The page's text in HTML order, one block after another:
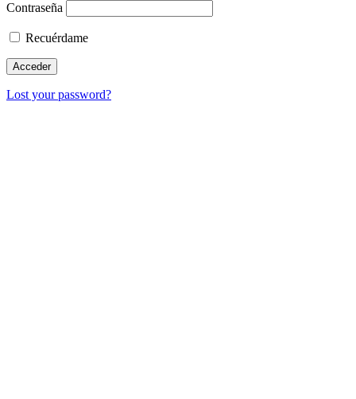
Contraseña
Recuérdame
Lost your password?